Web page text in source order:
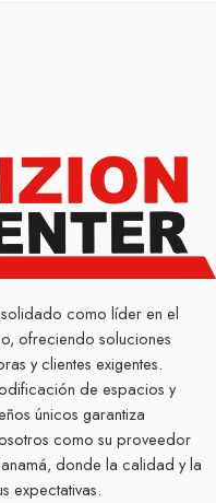
como líder en el
ofreciendo soluciones
y clientes exigentes.
de espacios y
únicos garantiza
como su proveedor
donde la calidad y la
expectativas.